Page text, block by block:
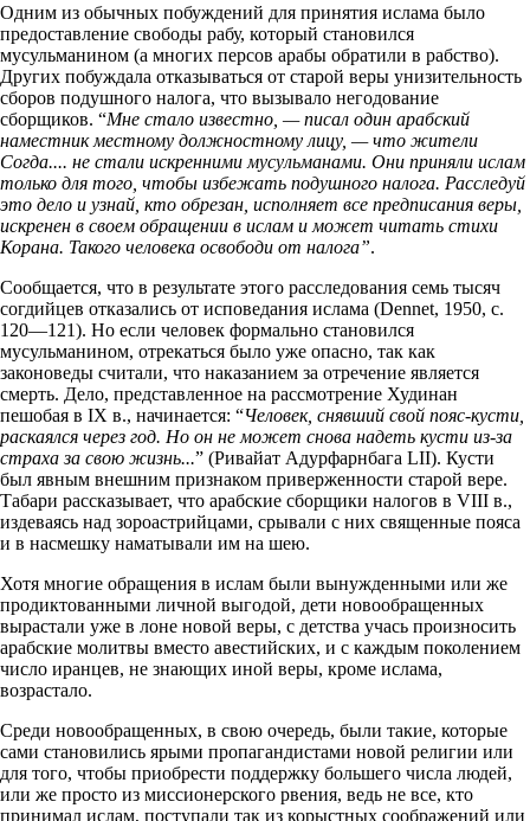
Одним из обычных побуждений для принятия ислама было
предоставление свободы рабу, который становился
мусульманином (а многих персов арабы обратили в рабство).
Других побуждала отказываться от старой веры унизительность
сборов подушного налога, что вызывало негодование
сборщиков. “Мне стало известно, — писал один арабский
наместник местному должностному лицу, — что жители
Согда.... не стали искренними мусульманами. Они приняли ислам
только для того, чтобы избежать подушного налога. Расследуй
это дело и узнай, кто обрезан, исполняет все предписания веры,
искренен в своем обращении в ислам и может читать стихи
Корана. Такого человека освободи от налога”.
Сообщается, что в результате этого расследования семь тысяч
согдийцев отказались от исповедания ислама (Dennet, 1950, с.
120—121). Но если человек формально становился
мусульманином, отрекаться было уже опасно, так как
законоведы считали, что наказанием за отречение является
смерть. Дело, представленное на рассмотрение Худинан
пешобая в IX в., начинается: “Человек, снявший свой пояс-кусти,
раскаялся через год. Но он не может снова надеть кусти из-за
страха за свою жизнь...” (Ривайат Адурфарнбага LII). Кусти
был явным внешним признаком приверженности старой вере.
Табари рассказывает, что арабские сборщики налогов в VIII в.,
издеваясь над зороастрийцами, срывали с них священные пояса
и в насмешку наматывали им на шею.
Хотя многие обращения в ислам были вынужденными или же
продиктованными личной выгодой, дети новообращенных
вырастали уже в лоне новой веры, с детства учась произносить
арабские молитвы вместо авестийских, и с каждым поколением
число иранцев, не знающих иной веры, кроме ислама,
возрастало.
Среди новообращенных, в свою очередь, были такие, которые
сами становились ярыми пропагандистами новой религии или
для того, чтобы приобрести поддержку большего числа людей,
или же просто из миссионерского рвения, ведь не все, кто
принимал ислам, поступали так из корыстных соображений или